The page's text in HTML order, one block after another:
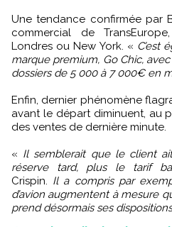
Une tendance confirmée par
commercial de
Londres ou New York. « C’est
marque premium, Go Chic,
dossiers de 5 000 à 7 000€ en
Enfin, dernier phénomène
avant le départ diminuent, au
des ventes de dernière minute.
« Il semblerait que le client
réserve tard, plus le tarif
Crispin. Il a compris par
d’avion augmentent à mesure
prend désormais ses